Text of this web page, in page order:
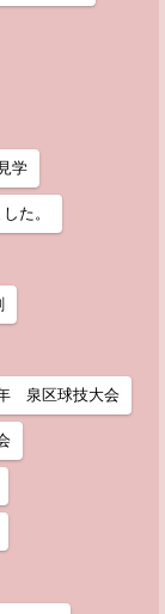
学
た。
泉区球技大会